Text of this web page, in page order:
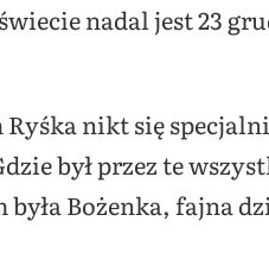
nadal jest 23
nikt się
był przez te
była Bożenka, fajna